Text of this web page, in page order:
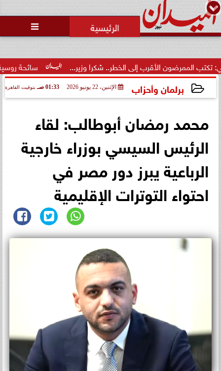

سائحة روسية الأقرب إلى الخطر.. شكرا وزير...
برلمان وأحزاب الإثنين، 22 يونيو 2026 01:33 صـ بتوقيت القاهرة
محمد رمضان أبوطالب: لقاء
الرئيس السيسي بوزراء خارجية
الرباعية يبرز دور مصر في
احتواء التوترات الإقليمية